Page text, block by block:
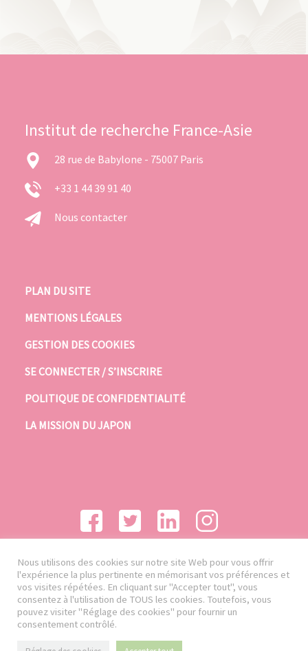
Institut de recherche France-Asie
28 rue de Babylone - 75007 Paris
+33 1 44 39 91 40
Nous contacter
PLAN DU SITE
MENTIONS LÉGALES
GESTION DES COOKIES
SE CONNECTER / S’INSCRIRE
POLITIQUE DE CONFIDENTIALITÉ
LA MISSION DU JAPON
Nous utilisons des cookies sur notre site Web pour vous offrir
l'expérience la plus pertinente en mémorisant vos préférences et
vos visites répétées. En cliquant sur "Accepter tout", vous
consentez à l'utilisation de TOUS les cookies. Toutefois, vous
pouvez visiter "Réglage des cookies" pour fournir un
consentement contrôlé.